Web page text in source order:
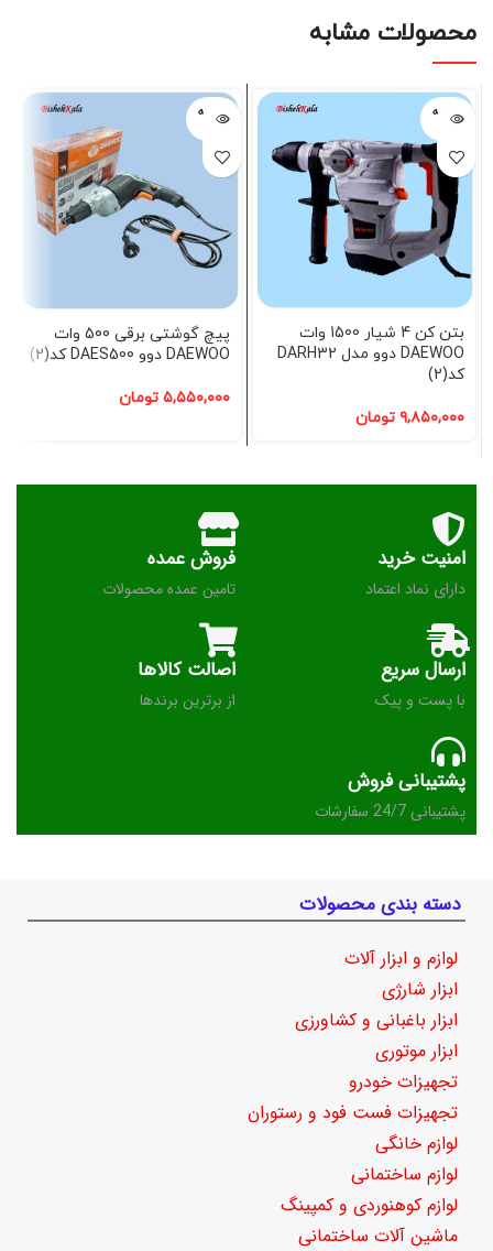
محصولات مشابه
فروخته
شده
بتن کن 4 شیار 1500 وات
DAEWOO دوو مدل DARH32
کد(2)
۹,۸۵۰,۰۰۰ تومان
فروخته
شده
پیچ گوشتی برقی 500 وات
DAEWOO دوو DAES500 کد(2)
۵,۵۵۰,۰۰۰ تومان
امنیت خرید
دارای نماد اعتماد
فروش عمده
تامین عمده محصولات
ارسال سریع
با پست و پیک
اصالت کالاها
از برترین برندها
پشتیبانی فروش
پشتیبانی 24/7 سفارشات
دسته بندی محصولات
لوازم و ابزار آلات
ابزار شارژی
ابزار باغبانی و کشاورزی
ابزار موتوری
تجهیزات خودرو
تجهیزات فست فود و رستوران
لوازم خانگی
لوازم ساختمانی
لوازم کوهنوردی و کمپینگ
ماشین آلات ساختمانی